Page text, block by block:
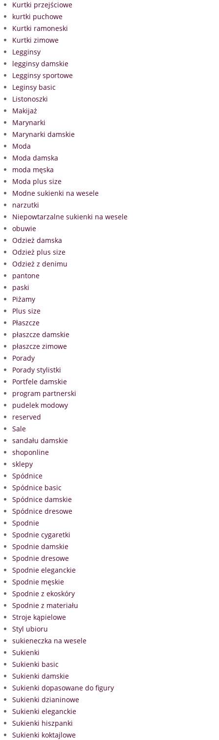
Kurtki przejściowe
kurtki puchowe
Kurtki ramoneski
Kurtki zimowe
Legginsy
legginsy damskie
Legginsy sportowe
Leginsy basic
Listonoszki
Makijaż
Marynarki
Marynarki damskie
Moda
Moda damska
moda męska
Moda plus size
Modne sukienki na wesele
narzutki
Niepowtarzalne sukienki na wesele
obuwie
Odzież damska
Odzież plus size
Odzież z denimu
pantone
paski
Piżamy
Plus size
Płaszcze
płaszcze damskie
płaszcze zimowe
Porady
Porady stylistki
Portfele damskie
program partnerski
pudelek modowy
reserved
Sale
sandału damskie
shoponline
sklepy
Spódnice
Spódnice basic
Spódnice damskie
Spódnice dresowe
Spodnie
Spodnie cygaretki
Spodnie damskie
Spodnie dresowe
Spodnie eleganckie
Spodnie męskie
Spodnie z ekoskóry
Spodnie z materiału
Stroje kąpielowe
Styl ubioru
sukieneczka na wesele
Sukienki
Sukienki basic
Sukienki damskie
Sukienki dopasowane do figury
Sukienki dzianinowe
Sukienki eleganckie
Sukienki hiszpanki
Sukienki koktajlowe